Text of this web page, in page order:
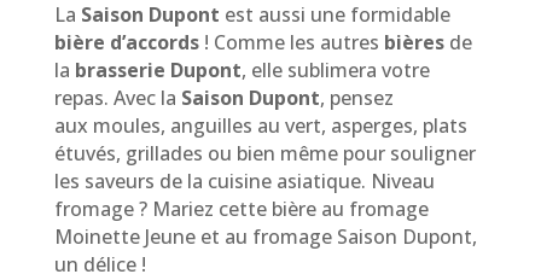
La Saison Dupont est aussi une formidable
bière d’accords! Comme les autres bières de
la brasserie Dupont, elle sublimera votre
repas. Avec la Saison Dupont, pensez
aux moules, anguilles au vert, asperges, plats
étuvés, grillades ou bien même pour souligner
les saveurs de la cuisine asiatique. Niveau
fromage ? Mariez cette bière au fromage
Moinette Jeune et au fromage Saison Dupont,
un délice !